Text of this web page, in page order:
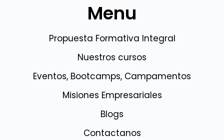
Menu
Propuesta Formativa Integral
Nuestros cursos
Eventos, Bootcamps, Campamentos
Misiones Empresariales
Blogs
Contactanos